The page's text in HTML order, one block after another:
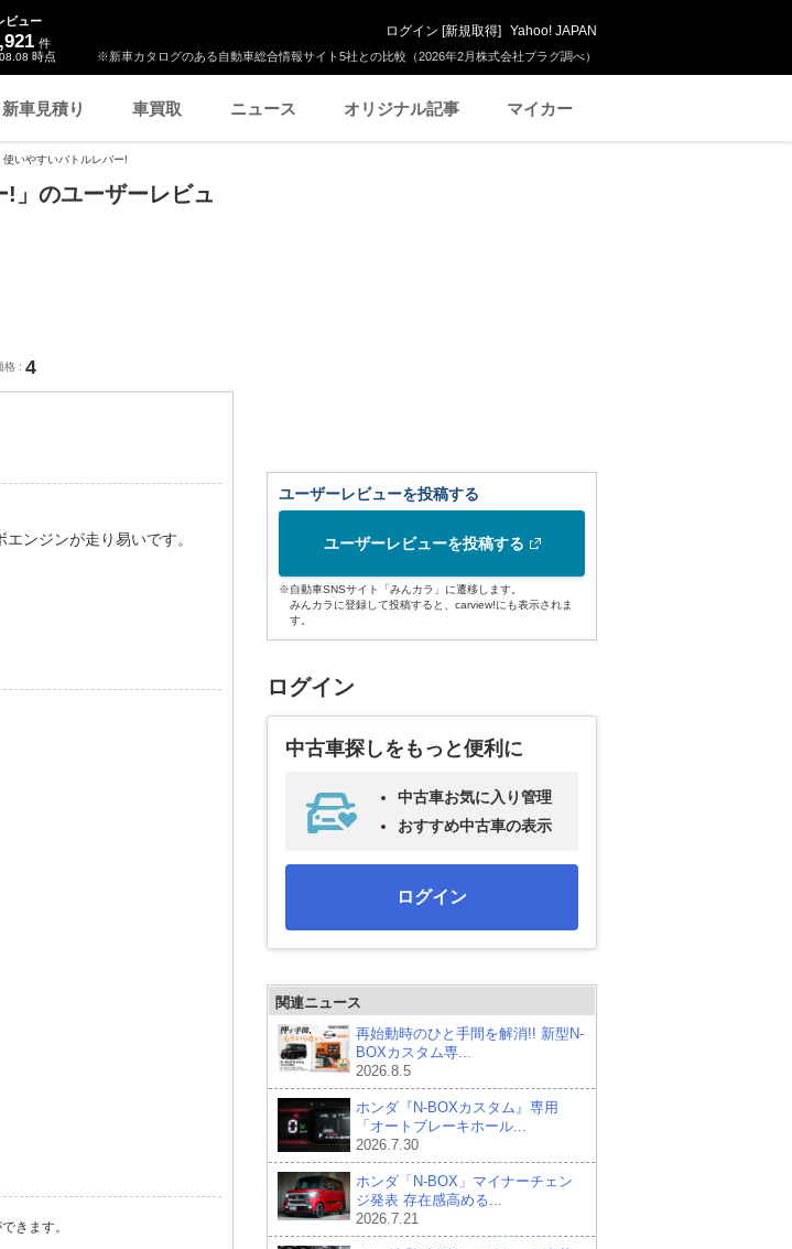
※新車カタログのある自動車総合情報サイト5社との比較（2026年2月株式会社プラグ調べ）
ビュー
件
時点
ログイン [新規取得] Yahoo! JAPAN
新車見積り 車買取 ニュース オリジナル記事 マイカー
使いやすいバトルレバー!
」のユーザーレビュ
格 4
ンジンが走り易いです。
きます。
ユーザーレビューを投稿する
ユーザーレビューを投稿する
※自動車SNSサイト「みんカラ」に遷移します。
みんカラに登録して投稿すると、carview!にも表示されま
す。
ログイン
中古車探しをもっと便利に
中古車お気に入り管理
おすすめ中古車の表示
ログイン
関連ニュース
再始動時のひと手間を解消!! 新型N-
BOXカスタム専...
2026.8.5
ホンダ『N-BOXカスタム』専用
「オートブレーキホール...
2026.7.30
ホンダ「N-BOX」マイナーチェン
ジ発表 存在感高める...
2026.7.21